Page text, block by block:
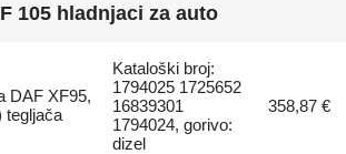
105 hladnjaci za auto
DAF XF95,
tegljača
Kataloški broj:
1794025 1725652
16839301
1794024, gorivo:
dizel
358,87 €